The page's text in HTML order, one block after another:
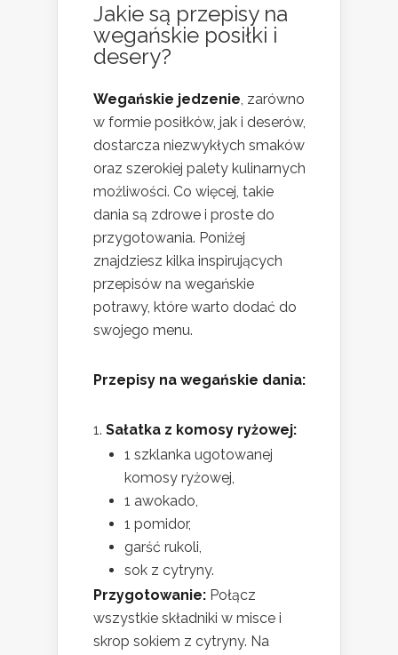
Jakie są przepisy na
wegańskie posiłki i
desery?
Wegańskie jedzenie, zarówno
w formie posiłków, jak i deserów,
dostarcza niezwykłych smaków
oraz szerokiej palety kulinarnych
możliwości. Co więcej, takie
dania są zdrowe i proste do
przygotowania. Poniżej
znajdziesz kilka inspirujących
przepisów na wegańskie
potrawy, które warto dodać do
swojego menu.
Przepisy na wegańskie dania:
Sałatka z komosy ryżowej:
1 szklanka ugotowanej
komosy ryżowej,
1 awokado,
1 pomidor,
garść rukoli,
sok z cytryny.
Przygotowanie: Połącz
wszystkie składniki w misce i
skrop sokiem z cytryny. Na